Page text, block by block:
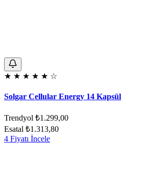
★ ★ ★ ★ ★ ☆
Solgar Cellular Energy 14 Kapsül
Trendyol ₺1.299,00
Esatal ₺1.313,80
4 Fiyatı İncele